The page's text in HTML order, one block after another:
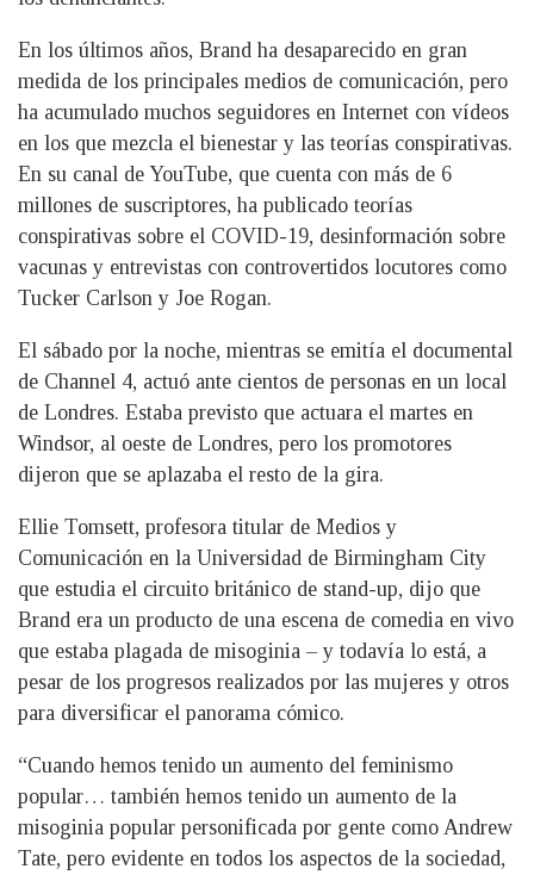
En los últimos años, Brand ha desaparecido en gran
medida de los principales medios de comunicación, pero
ha acumulado muchos seguidores en Internet con vídeos
en los que mezcla el bienestar y las teorías conspirativas.
En su canal de YouTube, que cuenta con más de 6
millones de suscriptores, ha publicado teorías
conspirativas sobre el COVID-19, desinformación sobre
vacunas y entrevistas con controvertidos locutores como
Tucker Carlson y Joe Rogan.
El sábado por la noche, mientras se emitía el documental
de Channel 4, actuó ante cientos de personas en un local
de Londres. Estaba previsto que actuara el martes en
Windsor, al oeste de Londres, pero los promotores
dijeron que se aplazaba el resto de la gira.
Ellie Tomsett, profesora titular de Medios y
Comunicación en la Universidad de Birmingham City
que estudia el circuito británico de stand-up, dijo que
Brand era un producto de una escena de comedia en vivo
que estaba plagada de misoginia – y todavía lo está, a
pesar de los progresos realizados por las mujeres y otros
para diversificar el panorama cómico.
“Cuando hemos tenido un aumento del feminismo
popular… también hemos tenido un aumento de la
misoginia popular personificada por gente como Andrew
Tate, pero evidente en todos los aspectos de la sociedad,